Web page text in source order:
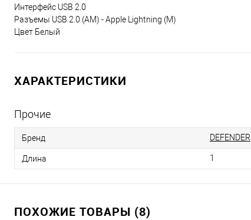
Интерфейс USB 2.0
Разъемы USB 2.0 (AM) - Apple Lightning (M)
Цвет Белый
ХАРАКТЕРИСТИКИ
Прочие
Бренд DEFENDER
Длина 1
ПОХОЖИЕ ТОВАРЫ (8)